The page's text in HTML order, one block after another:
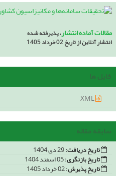
مقالات آماده انتشار، پذیرفته شده
انتشار آنلاین از تاریخ 02 خرداد 1405
فایل ها
سابقه مقاله
تاریخ دریافت:
تاریخ بازنگری:
تاریخ پذیرش: